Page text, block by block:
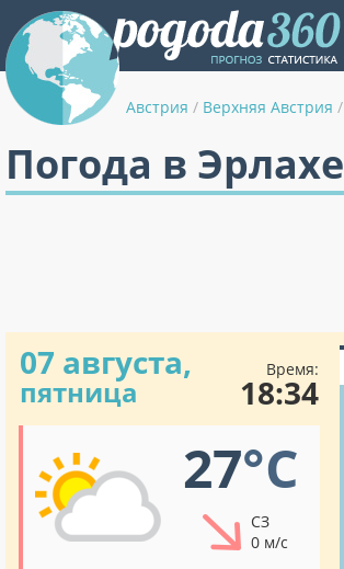
Австрия / Верхняя Австрия /
Погода в Эрлахе
07 августа,
пятница
Время:
18:34
27°C
СЗ
0 м/с